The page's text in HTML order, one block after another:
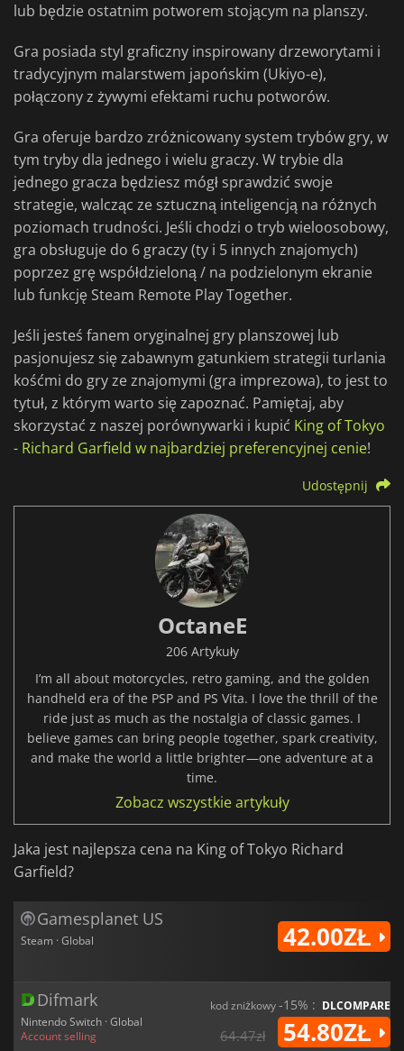
lub będzie ostatnim potworem stojącym na planszy.
Gra posiada styl graficzny inspirowany drzeworytami i
tradycyjnym malarstwem japońskim (Ukiyo-e),
połączony z żywymi efektami ruchu potworów.
Gra oferuje bardzo zróżnicowany system trybów gry, w
tym tryby dla jednego i wielu graczy. W trybie dla
jednego gracza będziesz mógł sprawdzić swoje
strategie, walcząc ze sztuczną inteligencją na różnych
poziomach trudności. Jeśli chodzi o tryb wieloosobowy,
gra obsługuje do 6 graczy (ty i 5 innych znajomych)
poprzez grę współdzieloną / na podzielonym ekranie
lub funkcję Steam Remote Play Together.
Jeśli jesteś fanem oryginalnej gry planszowej lub
pasjonujesz się zabawnym gatunkiem strategii turlania
kośćmi do gry ze znajomymi (gra imprezowa), to jest to
tytuł, z którym warto się zapoznać. Pamiętaj, aby
skorzystać z naszej porównywarki i kupić King of Tokyo
- Richard Garfield w najbardziej preferencyjnej cenie!
Udostępnij
OctaneE
206 Artykuły
I’m all about motorcycles, retro gaming, and the golden
handheld era of the PSP and PS Vita. I love the thrill of the
ride just as much as the nostalgia of classic games. I
believe games can bring people together, spark creativity,
and make the world a little brighter—one adventure at a
time.
Zobacz wszystkie artykuły
Jaka jest najlepsza cena na King of Tokyo Richard
Garfield?
Gamesplanet US
Steam · Global 42.00ZŁ
Difmark
Nintendo Switch · Global
Account selling
kod zniżkowy-15% : DLCOMPARE
64.47zł 54.80ZŁ